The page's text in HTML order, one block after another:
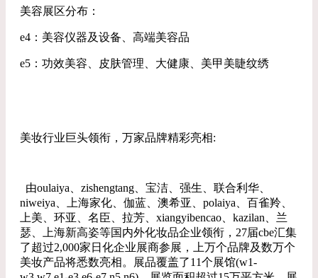
美容展区分布：
e4：美容仪器及设备、高端美容品
e5：功效美容、皮肤管理、大健康、美甲美睫纹绣
美妆行业巨头领衔，万家品牌精彩亮相:
由oulaiya、zishengtang、宝洁、强生、联合利华、
niweiya、上海家化、伽蓝、澳希亚、polaiya、百雀羚、
上美、环亚、名臣、拉芳、xiangyibencao、kazilan、兰
瑟、上海新高姿等国内外化妆品企业领衔，27届cbe汇集
了超过2,000家日化企业展商参展，上万个品牌及数万个
美妆产品将悉数亮相。展品覆盖了11个展馆(w1-